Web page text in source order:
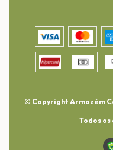
© Copyright Armazém
Todos